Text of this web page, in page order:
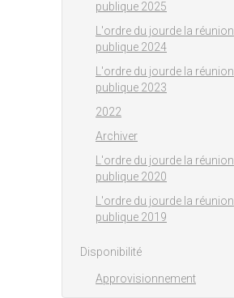
publique 2025
L'ordre du jourde la réunion
publique 2024
L'ordre du jourde la réunion
publique 2023
2022
Archiver
L'ordre du jourde la réunion
publique 2020
L'ordre du jourde la réunion
publique 2019
Disponibilité
Approvisionnement